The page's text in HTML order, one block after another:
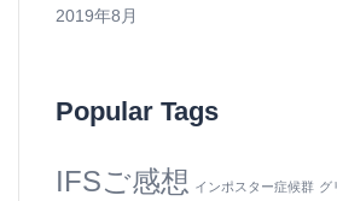
2019年8月
Popular Tags
IFSご感想 インポスター症候群 グ